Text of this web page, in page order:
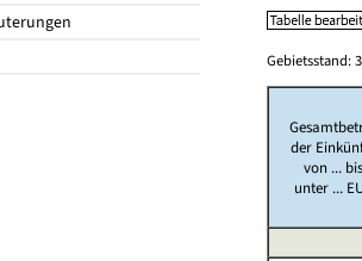
Gebietsstand:
der
von ...
unter ...